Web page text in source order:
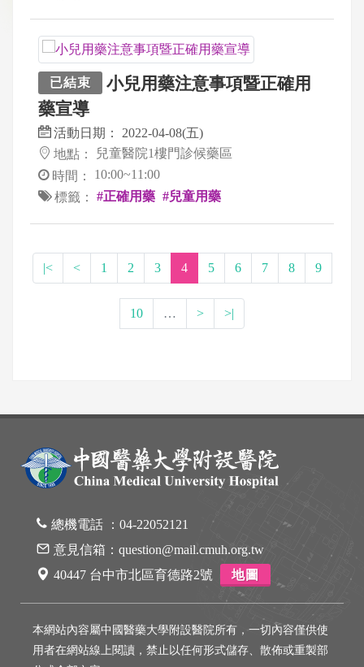
已結束
小兒用藥注意事項暨正確用
藥宣導
活動日期：
2022-04-08(五)
地點：
兒童醫院1樓門診候藥區
時間：
10:00~11:00
標籤：
#正確用藥 #兒童用藥
|< < 1 2 3 4 5 6 7 8 9
10 … > >|
總機電話 ： 04-22052121
意見信箱： question@mail.cmuh.org.tw
40447 台中市北區育德路2號
地圖
本網站內容屬中國醫藥大學附設醫院所有，一切內容僅供使
用者在網站線上閱讀，禁止以任何形式儲存、散佈或重製部